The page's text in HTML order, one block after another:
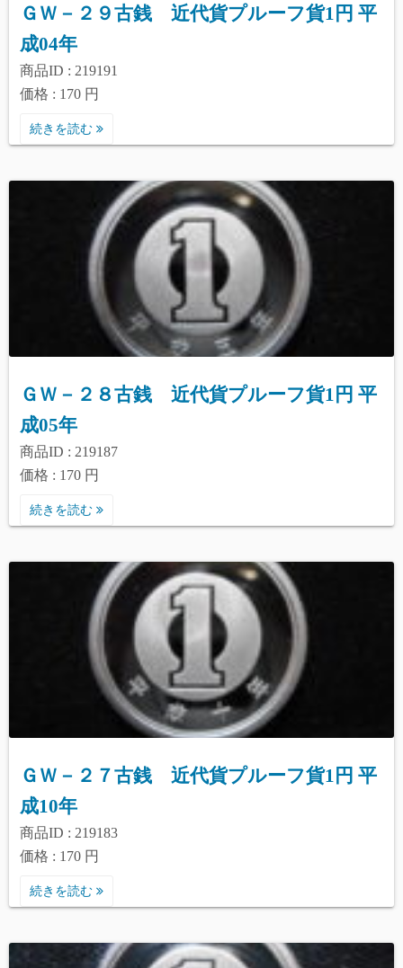
ＧＷ－２９古銭 近代貨プルーフ貨1円 平
成04年
商品ID : 219191
価格 : 170 円
続きを読む
ＧＷ－２８古銭 近代貨プルーフ貨1円 平
成05年
商品ID : 219187
価格 : 170 円
続きを読む
ＧＷ－２７古銭 近代貨プルーフ貨1円 平
成10年
商品ID : 219183
価格 : 170 円
続きを読む